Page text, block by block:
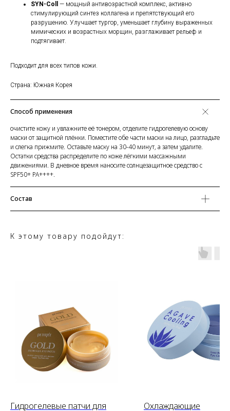
SYN-Coll
— мощный антивозрастной комплекс, активно
стимулирующий синтез коллагена и препятствующий его
разрушению. Улучшает тургор, уменьшает глубину выраженных
мимических и возрастных морщин, разглаживает рельеф и
подтягивает.
Подходит для всех типов кожи.
Страна: Южная Корея
Способ применения
очистите кожу и увлажните её тонером, отделите гидрогелевую основу
маски от защитной плёнки. Поместите обе части маски на лицо, разгладьте
и слегка прижмите. Оставьте маску на 30-40 минут, а затем удалите.
Остатки средства распределите по коже лёгкими массажными
движениями. В дневное время наносите солнцезащитное средство с
SPF50+ PA++++.
Состав
К этому товару подойдут:
Гидрогелевые патчи для
Охлаждающие